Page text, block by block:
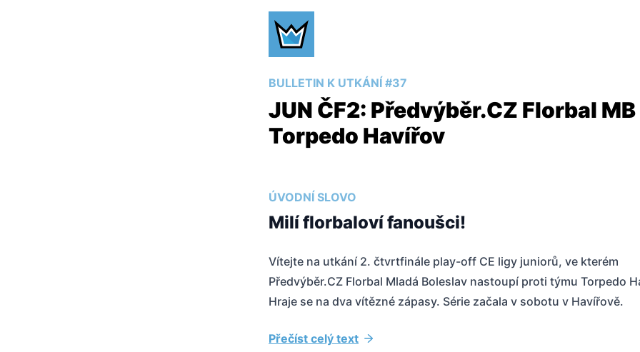
BULLETIN K UTKÁNÍ #37
JUN ČF2: Předvýběr.CZ Florbal
Torpedo Havířov
ÚVODNÍ SLOVO
Milí florbaloví fanoušci!
Vítejte na utkání 2. čtvrtfinále play-off CE ligy juniorů, ve kterém
Předvýběr.CZ Florbal Mladá Boleslav nastoupí proti týmu Torpedo
Hraje se na dva vítězné zápasy. Série začala v sobotu v Havířově.
Přečíst celý text